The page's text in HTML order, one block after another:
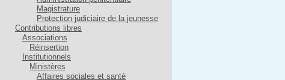
Magistrature
Protection judiciaire de la jeunesse
Contributions libres
Associations
Réinsertion
Institutionnels
Ministères
Affaires sociales et santé